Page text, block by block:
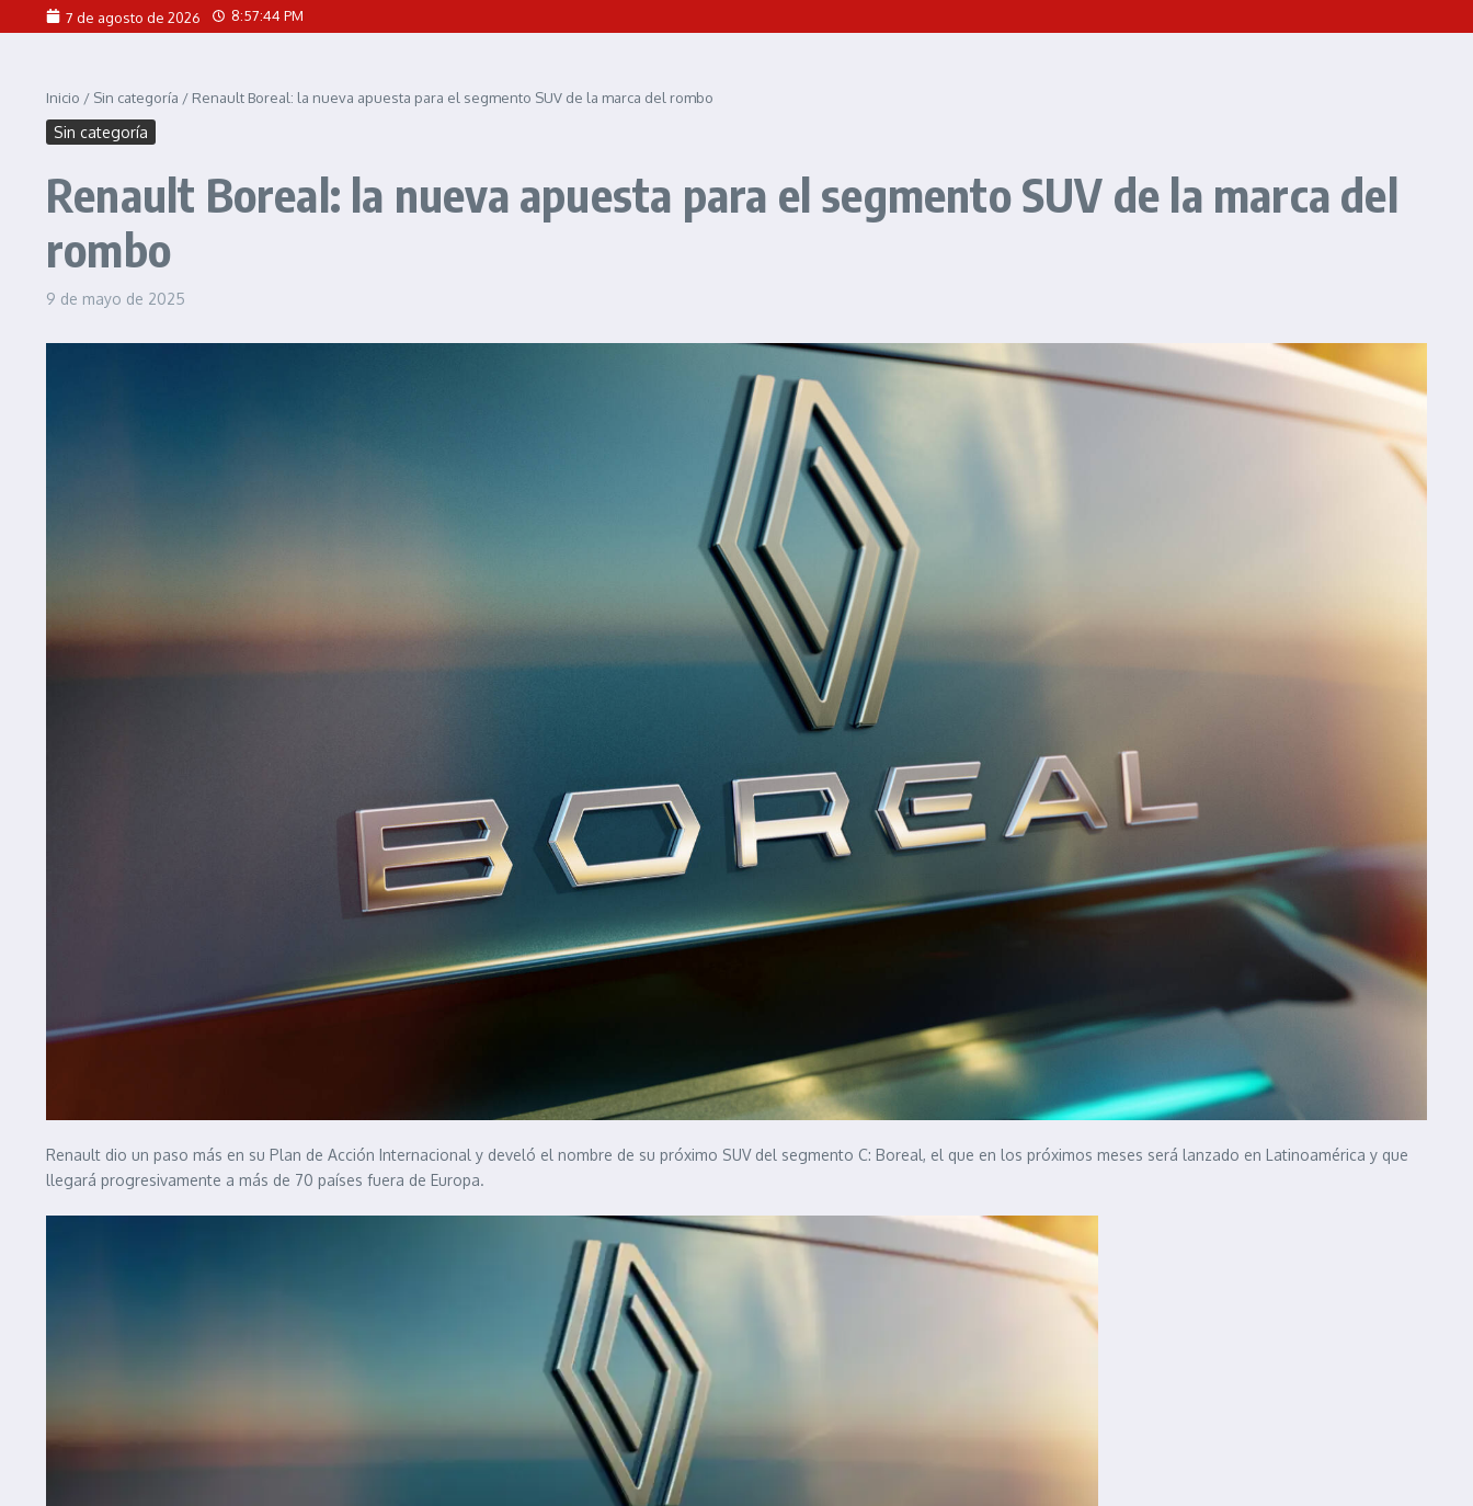
Saltar al contenido7 de agosto de 2026 8:57:46 PM
Inicio / Sin categoría / Renault Boreal: la nueva apuesta para el segmento SUV de la marca del rombo
Sin categoría
Renault Boreal: la nueva apuesta para el segmento SUV de la marca del
rombo
9 de mayo de 2025
Renault dio un paso más en su Plan de Acción Internacional y develó el nombre de su próximo SUV del segmento C: Boreal, el que en los próximos meses será lanzado en Latinoamérica y que
llegará progresivamente a más de 70 países fuera de Europa.